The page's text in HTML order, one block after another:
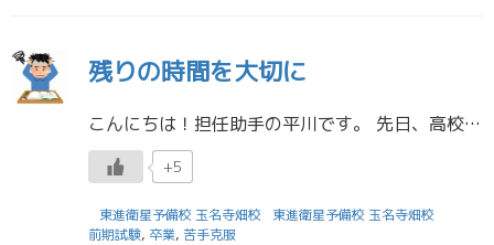
残りの時間を大切に
こんにちは！担任助手の平川です。 先日、高校では卒業式がありました。 高３生の皆さん、ご卒業おめでとうございます！ 高校３年間は本当にあっという間だったと思います。 そして、国公立大学の前期試験を受験した皆さん本当にお疲 […]
+5
東進衛星予備校 玉名寺畑校
東進衛星予備校 玉名寺畑校
前期試験, 卒業, 苦手克服